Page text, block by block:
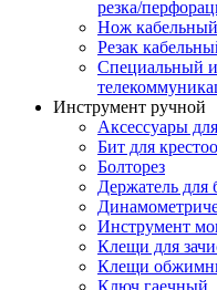
резка/
Нож кабельный
Резак
Специальный
Инструмент ручной
Аксессуары
Бит для
Болторез
Держатель для
Инструмент
Клещи для
Клещи
Ключ гаечный